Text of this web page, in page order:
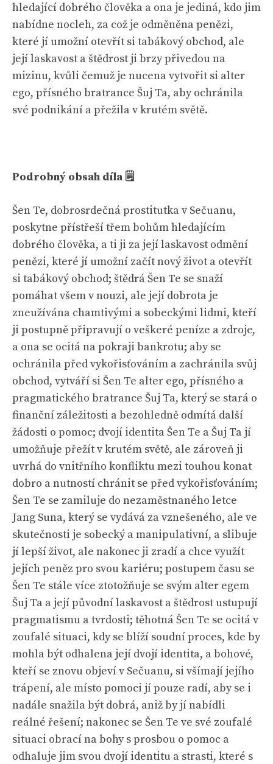
hledající dobrého člověka a ona je jediná, kdo jim
nabídne nocleh, za což je odměněna penězi,
které jí umožní otevřít si tabákový obchod, ale
její laskavost a štědrost ji brzy přivedou na
mizinu, kvůli čemuž je nucena vytvořit si alter
ego, přísného bratrance Šuj Ta, aby ochránila
své podnikání a přežila v krutém světě.
Podrobný obsah díla 🗒
Šen Te, dobrosrdečná prostitutka v Sečuanu,
poskytne přístřeší třem bohům hledajícím
dobrého člověka, a ti ji za její laskavost odmění
penězi, které jí umožní začít nový život a otevřít
si tabákový obchod; štědrá Šen Te se snaží
pomáhat všem v nouzi, ale její dobrota je
zneužívána chamtivými a sobeckými lidmi, kteří
ji postupně připravují o veškeré peníze a zdroje,
a ona se ocitá na pokraji bankrotu; aby se
ochránila před vykořisťováním a zachránila svůj
obchod, vytváří si Šen Te alter ego, přísného a
pragmatického bratrance Šuj Ta, který se stará o
finanční záležitosti a bezohledně odmítá další
žádosti o pomoc; dvojí identita Šen Te a Šuj Ta jí
umožňuje přežít v krutém světě, ale zároveň ji
uvrhá do vnitřního konfliktu mezi touhou konat
dobro a nutností chránit se před vykořisťováním;
Šen Te se zamiluje do nezaměstnaného letce
Jang Suna, který se vydává za vznešeného, ale ve
skutečnosti je sobecký a manipulativní, a slibuje
jí lepší život, ale nakonec ji zradí a chce využít
jejích peněz pro svou kariéru; postupem času se
Šen Te stále více ztotožňuje se svým alter egem
Šuj Ta a její původní laskavost a štědrost ustupují
pragmatismu a tvrdosti; těhotná Šen Te se ocitá v
zoufalé situaci, kdy se blíží soudní proces, kde by
mohla být odhalena její dvojí identita, a bohové,
kteří se znovu objeví v Sečuanu, si všímají jejího
trápení, ale místo pomoci jí pouze radí, aby se i
nadále snažila být dobrá, aniž by jí nabídli
reálné řešení; nakonec se Šen Te ve své zoufalé
situaci obrací na bohy s prosbou o pomoc a
odhaluje jim svou dvojí identitu a strasti, které s